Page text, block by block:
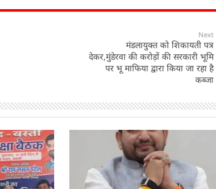
Next
मंडलायुक्त को शिकायती पत्र
देकर,मुंडेरवा की करोड़ों की सरकारी भूमि
पर भू माफिया द्वारा किया जा रहा है
कब्जा